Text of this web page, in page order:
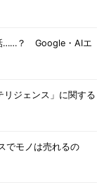
……？ Google・AIエ
リジェンス」に関する
でモノは売れるの